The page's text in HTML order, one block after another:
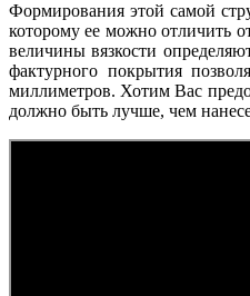
Формирования этой самой
которому ее можно отличить
величины вязкости
фактурного покрытия
миллиметров. Хотим Вас
должно быть лучше, чем